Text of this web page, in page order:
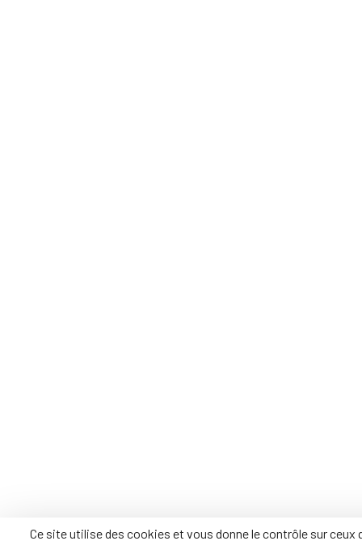
Ce site utilise des cookies et vous donne le contrôle sur